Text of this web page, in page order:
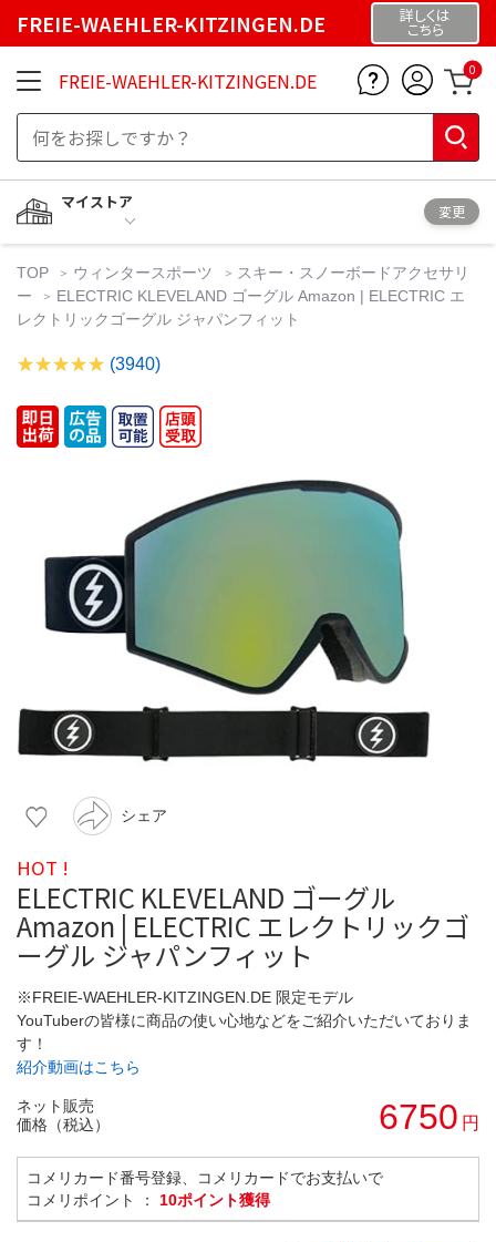
FREIE-WAEHLER-KITZINGEN.DE 詳しくは
こちら
FREIE-WAEHLER-KITZINGEN.DE 0
マイストア
変更
TOP ウィンタースポーツ
スキー・スノーボードアクセサリ
ー
ELECTRIC KLEVELAND ゴーグル Amazon | ELECTRIC エ
レクトリックゴーグル ジャパンフィット
(3940)
シェア
HOT !
ELECTRIC KLEVELAND ゴーグル
Amazon | ELECTRIC エレクトリックゴ
ーグル ジャパンフィット
※FREIE-WAEHLER-KITZINGEN.DE 限定モデル
YouTuberの皆様に商品の使い心地などをご紹介いただいておりま
す！
紹介動画はこちら
ネット販売
価格（税込）
6750 円
コメリカード番号登録、コメリカードでお支払いで
コメリポイント ： 10ポイント獲得